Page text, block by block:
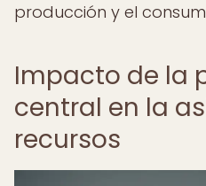
producción y el
Impacto de la
central en la
recursos